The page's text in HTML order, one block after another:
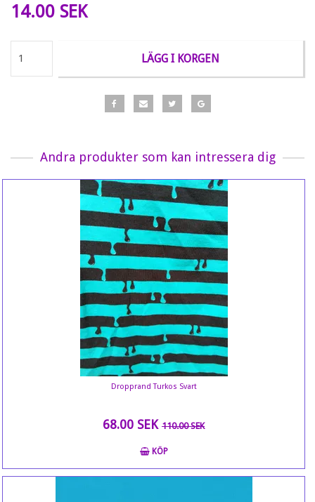
14.00 SEK
LÄGG I KORGEN
Andra produkter som kan intressera dig
Dropprand Turkos Svart
68.00 SEK 110.00 SEK
KÖP